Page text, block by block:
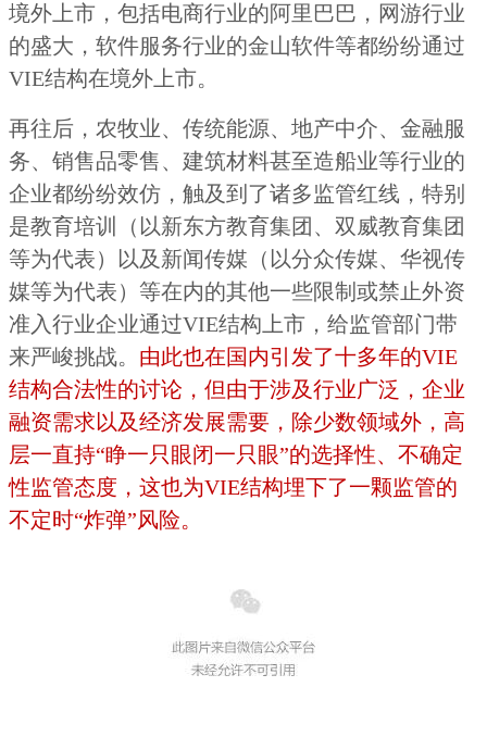
境外上市，包括电商行业的阿里巴巴，网游行业
的盛大，软件服务行业的金山软件等都纷纷通过
VIE结构在境外上市。
再往后，农牧业、传统能源、地产中介、金融服
务、销售品零售、建筑材料甚至造船业等行业的
企业都纷纷效仿，触及到了诸多监管红线，特别
是教育培训（以新东方教育集团、双威教育集团
等为代表）以及新闻传媒（以分众传媒、华视传
媒等为代表）等在内的其他一些限制或禁止外资
准入行业企业通过VIE结构上市，给监管部门带
来严峻挑战。 由此也在国内引发了十多年的VIE
结构合法性的讨论，但由于涉及行业广泛，企业
融资需求以及经济发展需要，除少数领域外，高
层一直持“睁一只眼闭一只眼”的选择性、不确定
性监管态度，这也为VIE结构埋下了一颗监管的
不定时“炸弹”风险。